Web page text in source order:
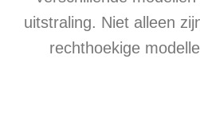
uitstraling. Niet alleen
rechthoekige